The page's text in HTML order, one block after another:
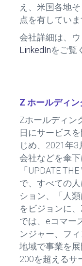
え、米国各地
点を有していま
会社詳細は、
LinkedInをご覧
Z ホールディ
Zホールディン
日にサービス
じめ、2021年
会社などを傘下
「UPDATE
で、すべての
ション、「人
をビジョンに
では、eコマー
ンジャー、フ
地域で事業を展
200を超えるサ